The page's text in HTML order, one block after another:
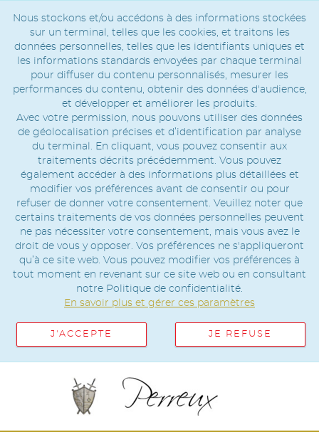
Nous stockons et/ou accédons à des informations stockées
sur un terminal, telles que les cookies, et traitons les
données personnelles, telles que les identifiants uniques et
les informations standards envoyées par chaque terminal
pour diffuser du contenu personnalisés, mesurer les
performances du contenu, obtenir des données d'audience,
et développer et améliorer les produits.
Avec votre permission, nous pouvons utiliser des données
de géolocalisation précises et d’identification par analyse
du terminal. En cliquant, vous pouvez consentir aux
traitements décrits précédemment. Vous pouvez
également accéder à des informations plus détaillées et
modifier vos préférences avant de consentir ou pour
refuser de donner votre consentement. Veuillez noter que
certains traitements de vos données personnelles peuvent
ne pas nécessiter votre consentement, mais vous avez le
droit de vous y opposer. Vos préférences ne s'appliqueront
qu’à ce site web. Vous pouvez modifier vos préférences à
tout moment en revenant sur ce site web ou en consultant
notre Politique de confidentialité.
En savoir plus et gérer ces paramètres
J'ACCEPTE JE REFUSE